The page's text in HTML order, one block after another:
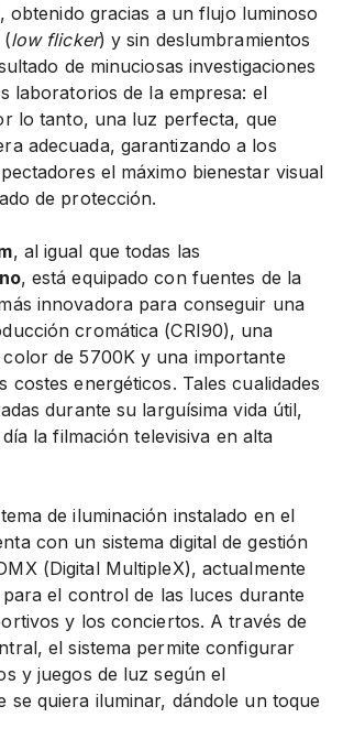
obtenido gracias a un flujo luminoso
(low flicker) y sin deslumbramientos
de minuciosas investigaciones
laboratorios de la empresa: el
lo tanto, una luz perfecta, que
adecuada, garantizando a los
el máximo bienestar visual
de protección.
, al igual que todas las
, está equipado con fuentes de la
innovadora para conseguir una
cromática (CRI90), una
de 5700K y una importante
costes energéticos. Tales cualidades
durante su larguísima vida útil,
la filmación televisiva en alta
de iluminación instalado en el
con un sistema digital de gestión
(Digital MultipleX), actualmente
el control de las luces durante
y los conciertos. A través de
el sistema permite configurar
y juegos de luz según el
se quiera iluminar, dándole un toque